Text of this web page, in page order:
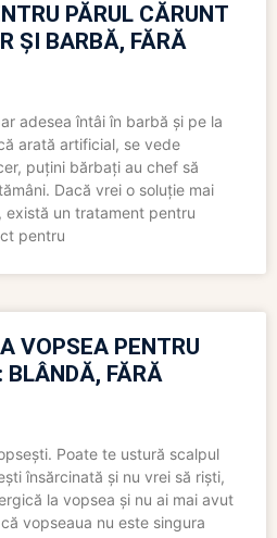
PĂRUL CĂRUNT
ȘI BARBĂ, FĂRĂ
adesea întâi în barbă și pe la
arată artificial, se vede
puțini bărbați au chef să
Dacă vrei o soluție mai
există un tratament pentru
pentru
VOPSEA PENTRU
BLÂNDĂ, FĂRĂ
Poate te ustură scalpul
însărcinată și nu vrei să riști,
la vopsea și nu ai mai avut
vopseaua nu este singura